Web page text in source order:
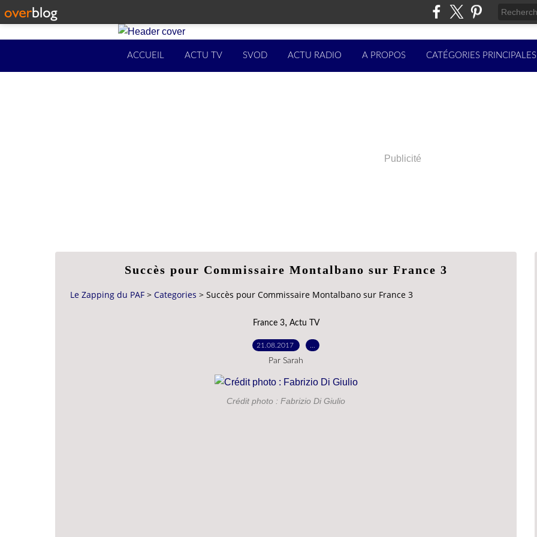
ACCUEIL ACTU TV SVOD ACTU RADIO A PROPOS CATÉGORIES PRINCIPALES
Publicité
Succès pour Commissaire Montalbano sur France 3
Le Zapping du PAF > Categories > Succès pour Commissaire Montalbano sur France 3
France 3, Actu TV
21.08.2017
Par Sarah
Crédit photo : Fabrizio Di Giulio